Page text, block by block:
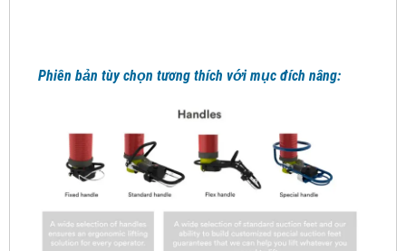
Phiên bản tùy chọn tương thích với mục đích nâng: